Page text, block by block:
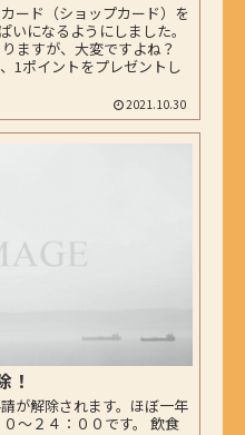
ード（ショップカード）を
になるようにしました。
ますが、大変ですよね？
1ポイントをプレゼントし
2021.10.30
！
が解除されます。ほぼ一年
〜２４：００です。 飲食